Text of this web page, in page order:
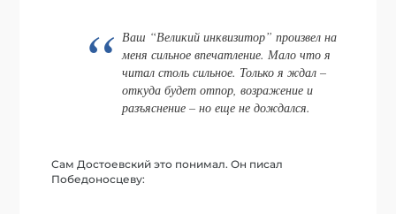
Ваш “Великий инквизитор” произвел на
меня сильное впечатление. Мало что я
читал столь сильное. Только я ждал –
откуда будет отпор, возражение и
разъяснение – но еще не дождался.
Сам Достоевский это понимал. Он писал
Победоносцеву: